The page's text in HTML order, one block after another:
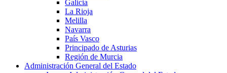
Galicia
La Rioja
Melilla
Navarra
País Vasco
Principado de Asturias
Región de Murcia
Administración General del Estado